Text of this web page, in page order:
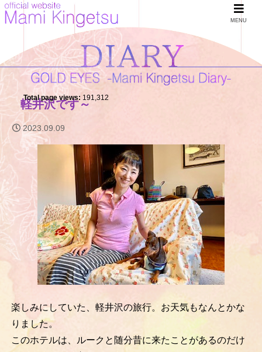
Total page views: 191,312
軽井沢です～
2023.09.09
楽しみにしていた、軽井沢の旅行。お天気もなんとかな
りました。
このホテルは、ルークと随分昔に来たことがあるのだけ
MENU